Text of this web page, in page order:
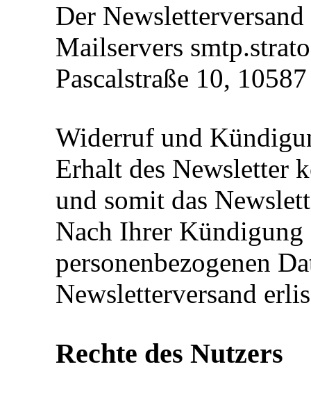
Der
Mailservers
Pascalstraße 10,
Widerruf und
Erhalt des Newsletter
und somit das
Nach Ihrer
personenbezogenen
Newsletterversand
Rechte des Nutzers